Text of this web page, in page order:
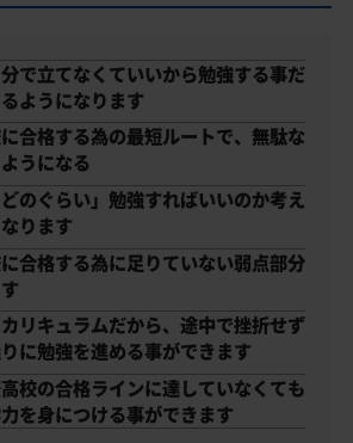
で立てなくていいから勉強する事だ
ようになります
合格する為の最短ルートで、無駄な
うになる
のぐらい」勉強すればいいのか考え
ります
合格する為に足りていない弱点部分
リキュラムだから、途中で挫折せず
に勉強を進める事ができます
校の合格ラインに達していなくても
を身につける事ができます